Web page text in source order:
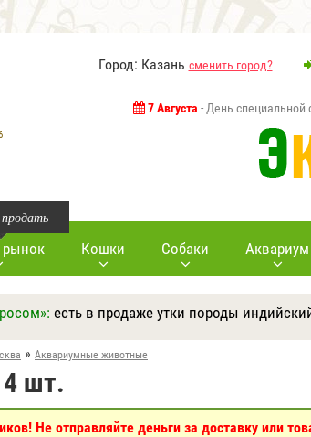
Город: Казань сменить город?
7 Августа - День
рынок Кошки Собаки Аквариум
есть в продаже утки породы
Ответить
» Аквариумные животные
шт.
Не отправляйте деньги за доставку или